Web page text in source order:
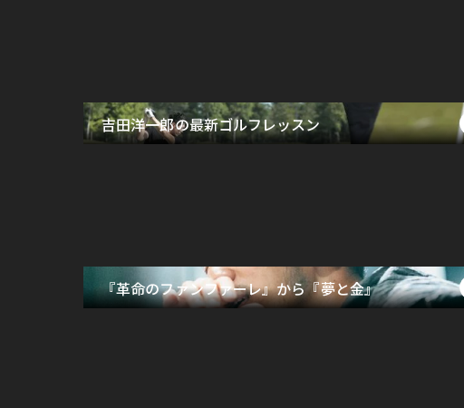
吉田洋一郎の最新ゴルフレッスン
『革命のファンファーレ』から『夢と金』